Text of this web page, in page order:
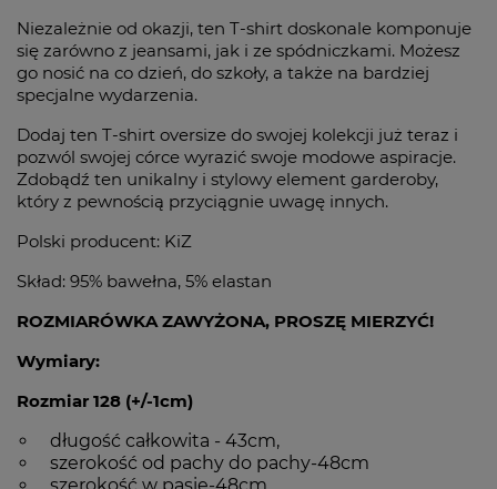
Niezależnie od okazji, ten T-shirt doskonale komponuje
się zarówno z jeansami, jak i ze spódniczkami. Możesz
go nosić na co dzień, do szkoły, a także na bardziej
specjalne wydarzenia.
Dodaj ten T-shirt oversize do swojej kolekcji już teraz i
pozwól swojej córce wyrazić swoje modowe aspiracje.
Zdobądź ten unikalny i stylowy element garderoby,
który z pewnością przyciągnie uwagę innych.
Polski producent: KiZ
Skład: 95% bawełna, 5% elastan
ROZMIARÓWKA ZAWYŻONA, PROSZĘ MIERZYĆ!
Wymiary:
Rozmiar 128 (+/-1cm)
długość całkowita - 43cm,
szerokość od pachy do pachy-48cm
szerokość w pasie-48cm